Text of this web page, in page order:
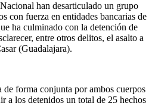
han desarticulado un grupo
con fuerza en entidades bancarias de
ha culminado con la detención de
entre otros delitos, el asalto a
(Guadalajara).
forma conjunta por ambos cuerpos
a los detenidos un total de 25 hechos